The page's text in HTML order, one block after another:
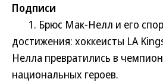
Подписи
1. Брюс Мак-Нелл и его
достижения: хоккеисты LA
Нелла превратились в
национальных героев.